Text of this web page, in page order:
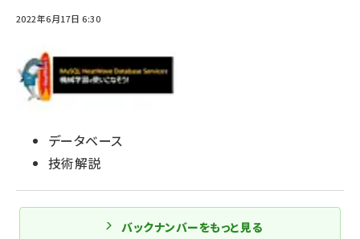
2022年6月17日 6:30
データベース
技術解説
バックナンバーをもっと見る